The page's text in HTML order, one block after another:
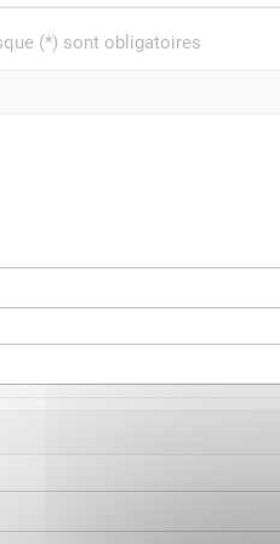
(*) sont obligatoires